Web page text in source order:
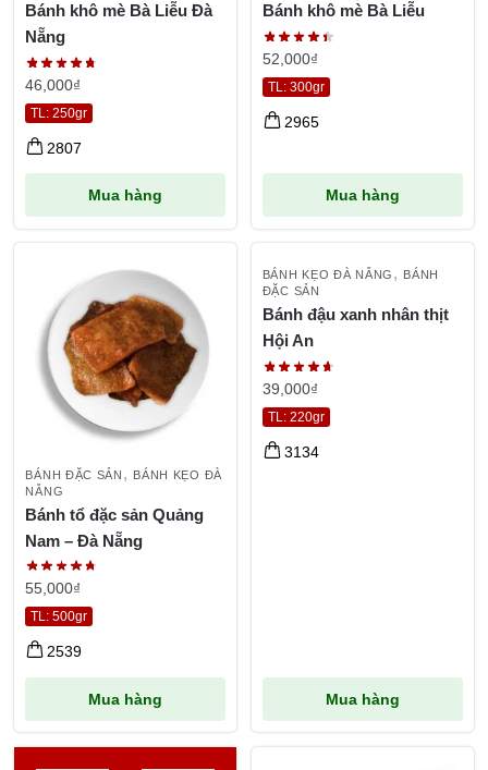
Bánh khô mè Bà Liễu Đà
Nẵng
46,000₫
Mua hàng
TL: 250gr
2807
Bánh khô mè Bà Liễu
52,000₫
Mua hàng
TL: 300gr
2965
BÁNH ĐẶC SẢN , BÁNH KẸO ĐÀ
NẴNG
Bánh tổ đặc sản Quảng
Nam – Đà Nẵng
55,000₫
Mua hàng
TL: 500gr
2539
BÁNH KẸO ĐÀ NẴNG ,
BÁNH
ĐẶC SẢN
Bánh đậu xanh nhân thịt
Hội An
39,000₫
Mua hàng
TL: 220gr
3134